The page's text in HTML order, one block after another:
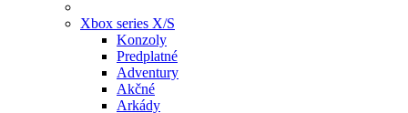
Xbox series X/S
Konzoly
Predplatné
Adventury
Akčné
Arkády